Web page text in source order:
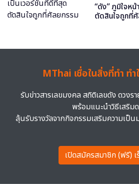
“ดัง” ภูมิใจห
ตัดสินใจถูกที่
MThai เชื่อในสิ่งที่ทำ ทำ
รับข่าวสารเลขมงคล สถิติเลขดัง ดวงร
พร้อมแนะนำวิธีเสริม
ลุ้นรับรางวัลจากกิจกรรมเสริมความเป็
เปิดสมัครสมาชิก (ฟรี)